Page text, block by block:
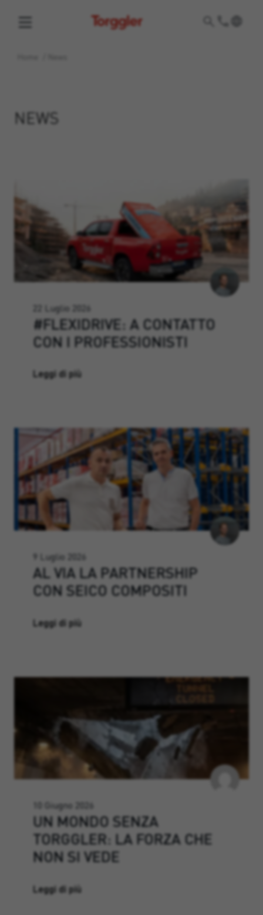
Torggler
NEWS
22 Luglio 2026
#FLEXIDRIVE: A CONTATTO
CON I PROFESSIONISTI
Leggi di più
9 Luglio 2026
AL VIA LA PARTNERSHIP
CON SEICO COMPOSITI
Leggi di più
10 Giugno 2026
UN MONDO SENZA
TORGGLER: LA FORZA CHE
NON SI VEDE
Leggi di più